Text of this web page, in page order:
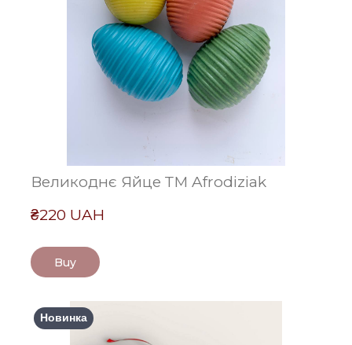
Великоднє Яйце ТМ Afrodiziak
₴220 UAH
Buy
Новинка